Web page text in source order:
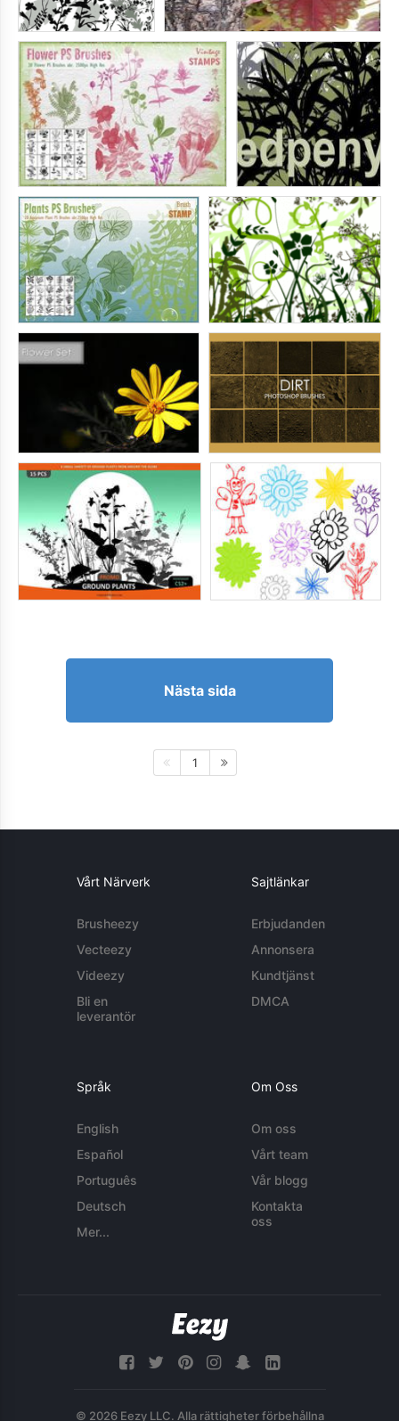
Nästa sida
1
Vårt Närverk
Brusheezy
Vecteezy
Videezy
Bli en
leverantör
Sajtlänkar
Erbjudanden
Annonsera
Kundtjänst
DMCA
Språk
English
Español
Português
Deutsch
Mer...
Om Oss
Om oss
Vårt team
Vår blogg
Kontakta
oss
© 2026 Eezy LLC. Alla rättigheter förbehållna